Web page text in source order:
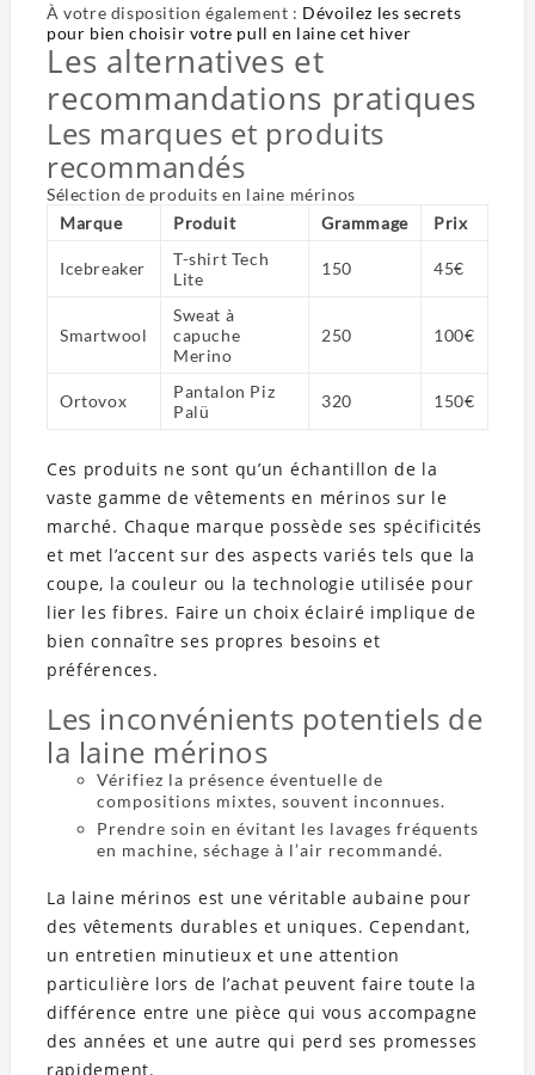
À votre disposition également : Dévoilez les secrets
pour bien choisir votre pull en laine cet hiver
Les alternatives et
recommandations pratiques
Les marques et produits
recommandés
Sélection de produits en laine mérinos
Marque
Produit Grammage Prix
Icebreaker
T-shirt Tech
Lite
150 45€
Smartwool
Sweat à
capuche
Merino
250 100€
Ortovox
Pantalon Piz
Palü
320 150€
Ces produits ne sont qu’un échantillon de la
vaste gamme de vêtements en mérinos sur le
marché. Chaque marque possède ses spécificités
et met l’accent sur des aspects variés tels que la
coupe, la couleur ou la technologie utilisée pour
lier les fibres. Faire un choix éclairé implique de
bien connaître ses propres besoins et
préférences.
Les inconvénients potentiels de
la laine mérinos
Vérifiez la présence éventuelle de
compositions mixtes, souvent inconnues.
Prendre soin en évitant les lavages fréquents
en machine, séchage à l’air recommandé.
La laine mérinos est une véritable aubaine pour
des vêtements durables et uniques. Cependant,
un entretien minutieux et une attention
particulière lors de l’achat peuvent faire toute la
différence entre une pièce qui vous accompagne
des années et une autre qui perd ses promesses
rapidement.